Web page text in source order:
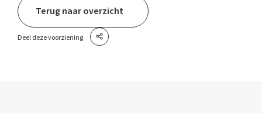
Terug naar overzicht
Deel deze voorziening